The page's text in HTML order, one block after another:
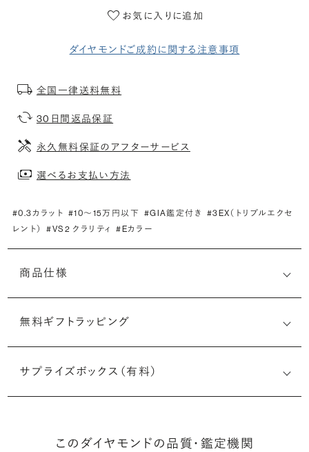
お気に入りに追加
ダイヤモンドご成約に関する注意事項
全国一律送料無料
30日間返品保証
永久無料保証のアフターサービス
選べるお支払い方法
#0.3カラット #10〜15万円以下 #GIA鑑定付き
#3EX（トリプルエクセ
レント）
#VS2 クラリティ #Eカラー
商品仕様
無料ギフトラッピング
サプライズボックス（有料）
このダイヤモンドの品質・鑑定機関